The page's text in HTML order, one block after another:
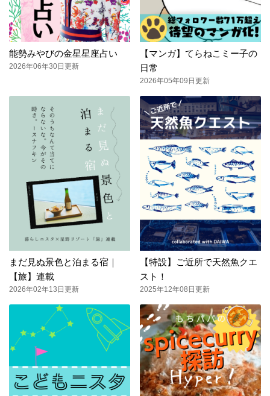
能勢みやびの金星星座占い
2026年06年30日更新
【マンガ】てらねこミー子の
日常
2026年05年09日更新
まだ見ぬ景色と泊まる宿｜
【旅】連載
2026年02年13日更新
【特設】ご近所で天然魚クエ
スト！
2025年12年08日更新